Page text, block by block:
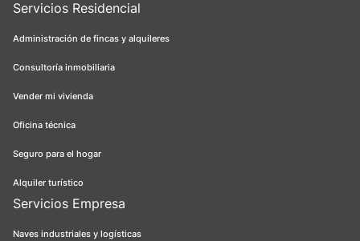
Servicios Residencial
Administración de fincas y alquileres
Consultoría inmobiliaria
Vender mi vivienda
Oficina técnica
Seguro para el hogar
Alquiler turístico
Servicios Empresa
Naves industriales y logísticas